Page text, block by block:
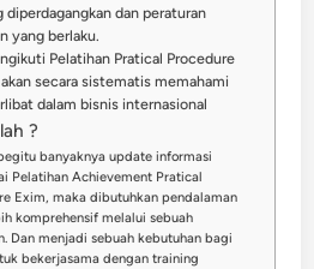
diperdagangkan dan peraturan
yang berlaku.
Pelatihan Pratical Procedure
secara sistematis memahami
dalam bisnis internasional
?
banyaknya update informasi
Pelatihan Achievement Pratical
Exim, maka dibutuhkan pendalaman
komprehensif melalui sebuah
Dan menjadi sebuah kebutuhan bagi
bekerjasama dengan training